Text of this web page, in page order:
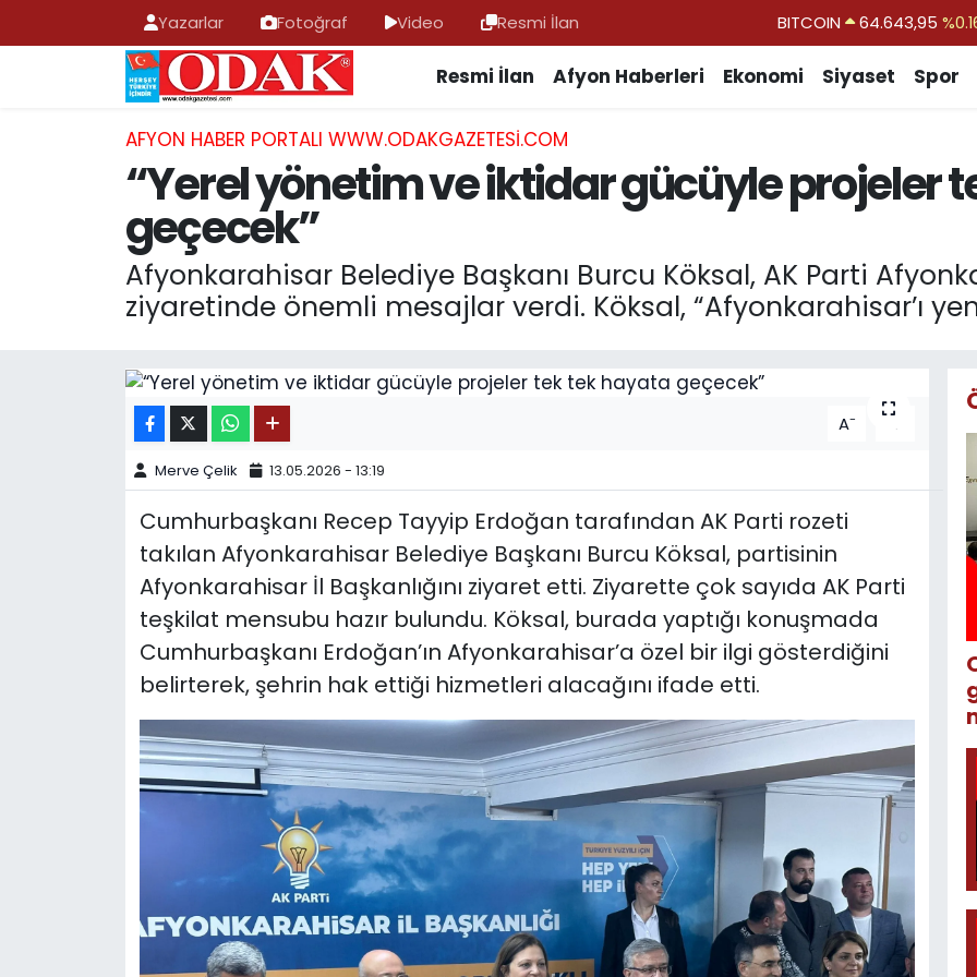
Yazarlar Fotoğraf Video Resmi İlan DOLAR 47,6006
BİST100
13.799
BITCOIN
64.643,95
Resmi İlan Afyon Haberleri Ekonomi Siyaset Spor
AFYON HABER PORTALI WWW.ODAKGAZETESI.COM
“Yerel yönetim ve iktidar gücüyle projeler
geçecek”
Afyonkarahisar Belediye Başkanı Burcu Köksal, AK Parti
ziyaretinde önemli mesajlar verdi. Köksal, “Afyonkarahisar’ı
A- A
Merve Çelik 13.05.2026 - 13:19
Cumhurbaşkanı Recep Tayyip Erdoğan tarafından AK Parti rozeti
takılan Afyonkarahisar Belediye Başkanı Burcu Köksal, partisinin
Afyonkarahisar İl Başkanlığını ziyaret etti. Ziyarette çok sayıda AK Parti
teşkilat mensubu hazır bulundu. Köksal, burada yaptığı konuşmada
Cumhurbaşkanı Erdoğan’ın Afyonkarahisar’a özel bir ilgi gösterdiğini
belirterek, şehrin hak ettiği hizmetleri alacağını ifade etti.
AFYONKARAHİSAR HABERLERİ
Resmi İlan
GÜNCEL
SİYASET
MAGAZİN
11:11 MANŞET
Nöbetçi Eczaneler
Hava Durumu
Trafik Durumu
Süper Lig Puan Durumu ve Fikstür
Tüm Manşetler
Haber Arşivi